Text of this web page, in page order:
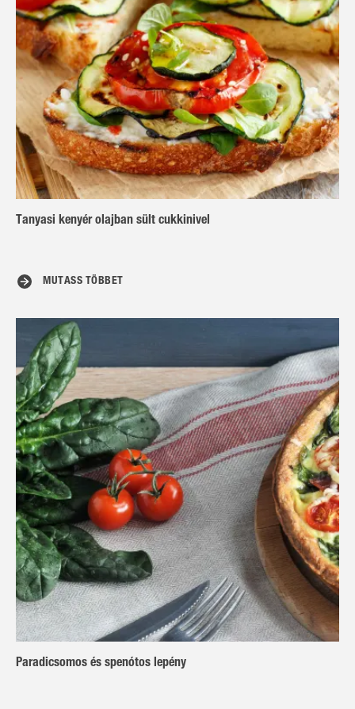
Tanyasi kenyér olajban sült cukkinivel
MUTASS TÖBBET
Paradicsomos és spenótos lepény